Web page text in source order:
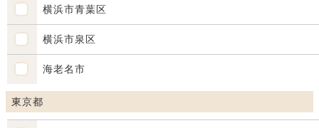
横浜市青葉区
横浜市泉区
海老名市
東京都